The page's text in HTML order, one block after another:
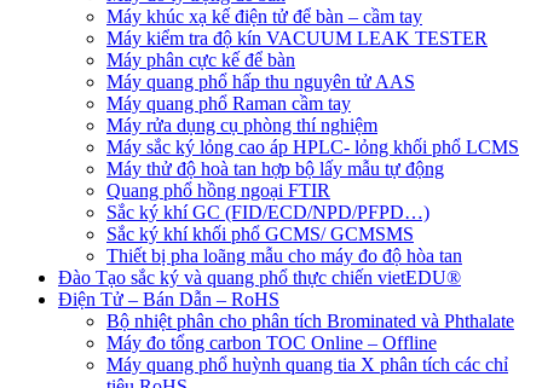
Máy khúc xạ kế điện tử để bàn – cầm tay
Máy kiểm tra độ kín VACUUM LEAK TESTER
Máy phân cực kế để bàn
Máy quang phổ hấp thu nguyên tử AAS
Máy quang phổ Raman cầm tay
Máy rửa dụng cụ phòng thí nghiệm
Máy sắc ký lỏng cao áp HPLC- lỏng khối phổ LCMS
Máy thử độ hoà tan hợp bộ lấy mẫu tự động
Quang phổ hồng ngoại FTIR
Sắc ký khí GC (FID/ECD/NPD/PFPD…)
Sắc ký khí khối phổ GCMS/ GCMSMS
Thiết bị pha loãng mẫu cho máy đo độ hòa tan
Đào Tạo sắc ký và quang phổ thực chiến vietEDU®
Điện Tử – Bán Dẫn – RoHS
Bộ nhiệt phân cho phân tích Brominated và Phthalate
Máy đo tổng carbon TOC Online – Offline
Máy quang phổ huỳnh quang tia X phân tích các chỉ